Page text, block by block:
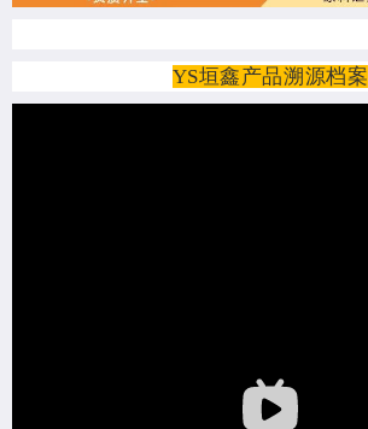
YS垣鑫产品溯源档案